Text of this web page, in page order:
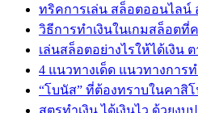
ทริคการเล่น สล็อตออนไลน์
วิธีการทำเงินในเกมสล็อต
เล่นสล็อตอย่างไรให้ได้เงิน
4 แนวทางเด็ด แนวทางการ
“โบนัส” ที่ต้องทราบในคาสิ